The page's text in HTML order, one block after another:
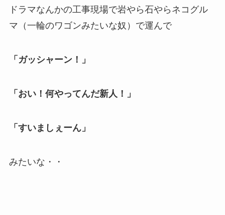
ドラマなんかの工事現場で岩やら石やらネコグル
マ（一輪のワゴンみたいな奴）で運んで
「ガッシャーン！」
「おい！何やってんだ新人！」
「すいましぇーん」
みたいな・・